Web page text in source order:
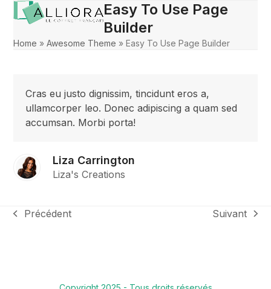
Open
mobile
menu
Close
mobile
menu
Easy To Use Page
Builder
Home »Awesome Theme »Easy To Use Page Builder
Cras eu justo dignissim, tincidunt eros a,
ullamcorper leo. Donec adipiscing a quam sed
accumsan. Morbi porta!
Liza Carrington
Liza's Creations
previous
Précédent
next
Suivant